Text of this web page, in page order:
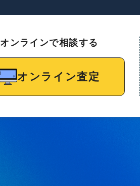
オンラインで相談する
オンライン査定